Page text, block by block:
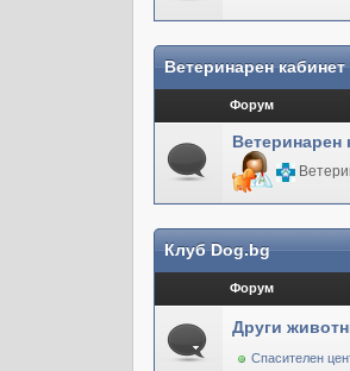
Ветеринарен кабинет
Форум
Ветеринарен
Клуб Dog.bg
Форум
Други
Спасителен